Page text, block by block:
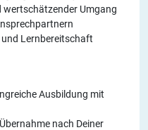
Umgang
und Lernbereitschaft
Ausbildung mit
nach Deiner